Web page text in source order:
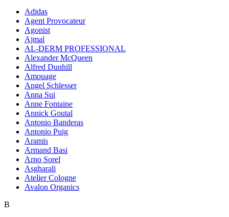
Adidas
Agent Provocateur
Agonist
Ajmal
AL-DERM PROFESSIONAL
Alexander McQueen
Alfred Dunhill
Amouage
Angel Schlesser
Anna Sui
Anne Fontaine
Annick Goutal
Antonio Banderas
Antonio Puig
Aramis
Armand Basi
Arno Sorel
Asgharali
Atelier Cologne
Avalon Organics
B